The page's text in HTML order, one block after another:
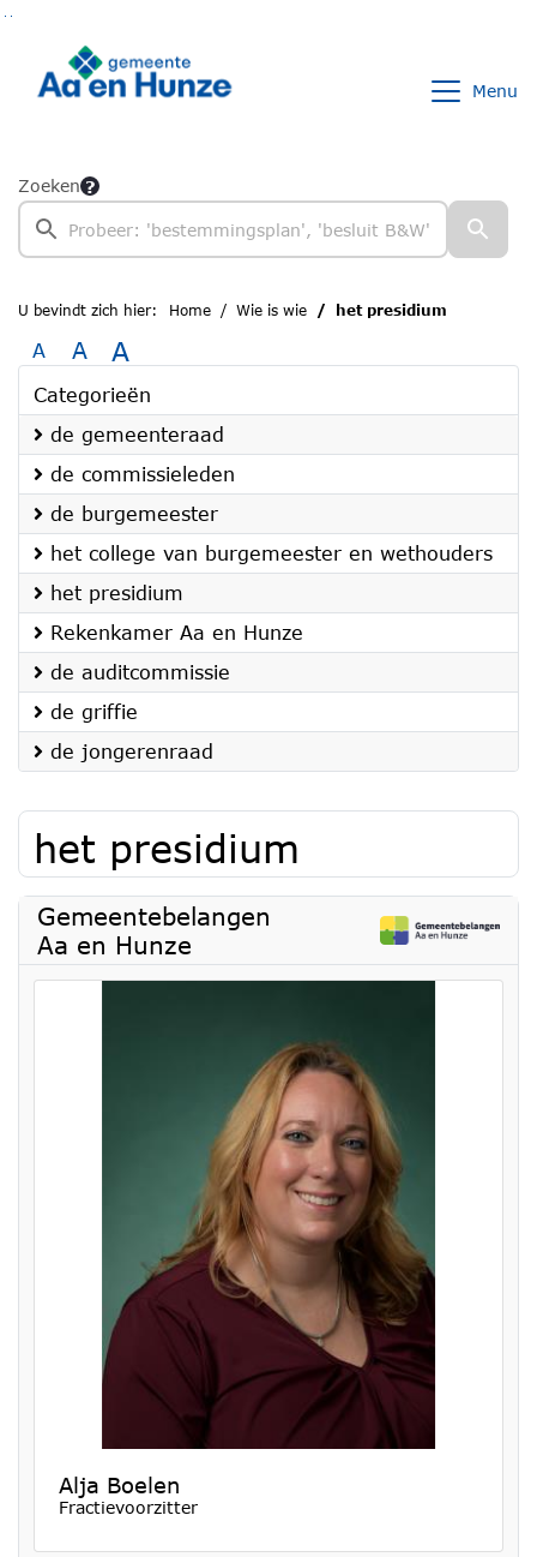
Menu
Zoeken
U bevindt zich hier: Home Wie is wie het presidium
A A A
Categorieën
de gemeenteraad
de commissieleden
de burgemeester
het college van burgemeester en wethouders
het presidium
Rekenkamer Aa en Hunze
de auditcommissie
de griffie
de jongerenraad
het presidium
Gemeentebelangen
Aa en Hunze
Alja Boelen
Fractievoorzitter